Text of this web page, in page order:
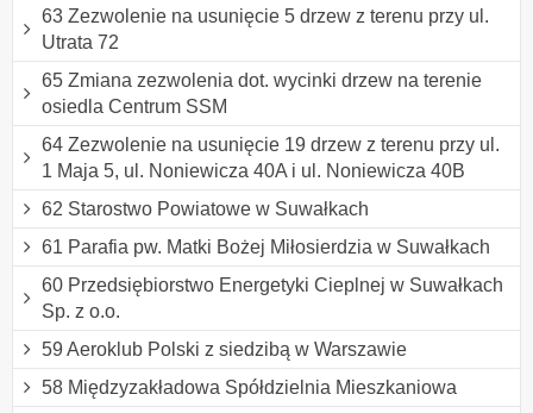
63 Zezwolenie na usunięcie 5 drzew z terenu przy ul.
Utrata 72
65 Zmiana zezwolenia dot. wycinki drzew na terenie
osiedla Centrum SSM
64 Zezwolenie na usunięcie 19 drzew z terenu przy ul.
1 Maja 5, ul. Noniewicza 40A i ul. Noniewicza 40B
62 Starostwo Powiatowe w Suwałkach
61 Parafia pw. Matki Bożej Miłosierdzia w Suwałkach
60 Przedsiębiorstwo Energetyki Cieplnej w Suwałkach
Sp. z o.o.
59 Aeroklub Polski z siedzibą w Warszawie
58 Międzyzakładowa Spółdzielnia Mieszkaniowa